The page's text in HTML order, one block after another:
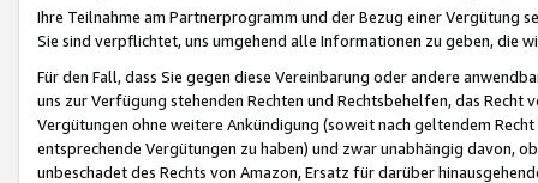
Ihre Teilnahme am Partnerprogramm und der Bezug einer Vergütung
Sie sind verpflichtet, uns umgehend alle Informationen zu geben, die
Für den Fall, dass Sie gegen diese Vereinbarung oder andere
uns zur Verfügung stehenden Rechten und Rechtsbehelfen, das
Vergütungen ohne weitere Ankündigung (soweit nach geltendem
entsprechende Vergütungen zu haben) und zwar unabhängig davon,
unbeschadet des Rechts von Amazon, Ersatz für darüber